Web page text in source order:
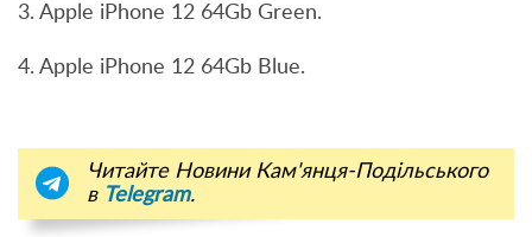
3. Apple iPhone 12 64Gb Green.
4. Apple iPhone 12 64Gb Blue.
Читайте Новини Кам'янця-Подільського
в Telegram.